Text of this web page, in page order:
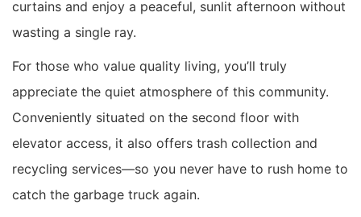
curtains and enjoy a peaceful, sunlit afternoon without
wasting a single ray.
For those who value quality living, you’ll truly
appreciate the quiet atmosphere of this community.
Conveniently situated on the second floor with
elevator access, it also offers trash collection and
recycling services—so you never have to rush home to
catch the garbage truck again.